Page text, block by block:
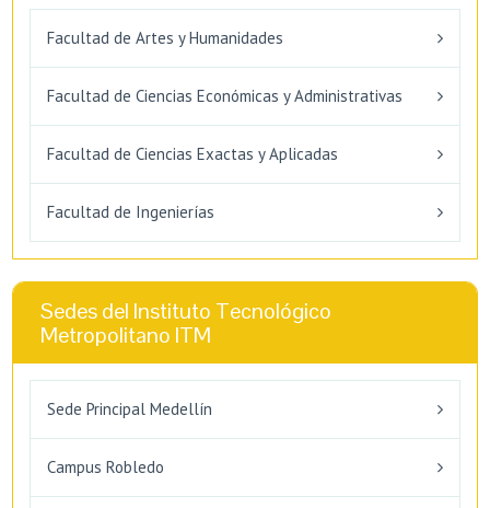
Facultad de Artes y Humanidades
Facultad de Ciencias Económicas y Administrativas
Facultad de Ciencias Exactas y Aplicadas
Facultad de Ingenierías
Sedes del Instituto Tecnológico
Metropolitano ITM
Sede Principal Medellín
Campus Robledo